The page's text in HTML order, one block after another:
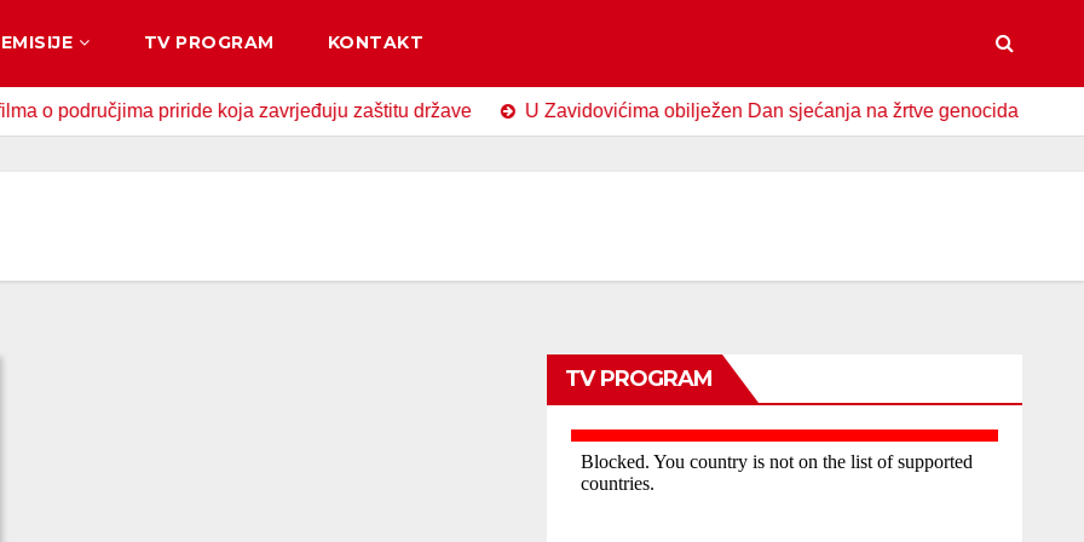
EMISIJE TV PROGRAM KONTAKT
priride koja zavrjeđuju zaštitu države U Zavidovićima obilježen Dan sjećanja na žrtve genocida u Srebrenici
TV PROGRAM